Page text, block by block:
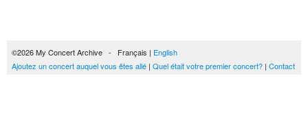
©2026 My Concert Archive - Français | English
Ajoutez un concert auquel vous êtes allé | Quel était votre premier concert? | Contact